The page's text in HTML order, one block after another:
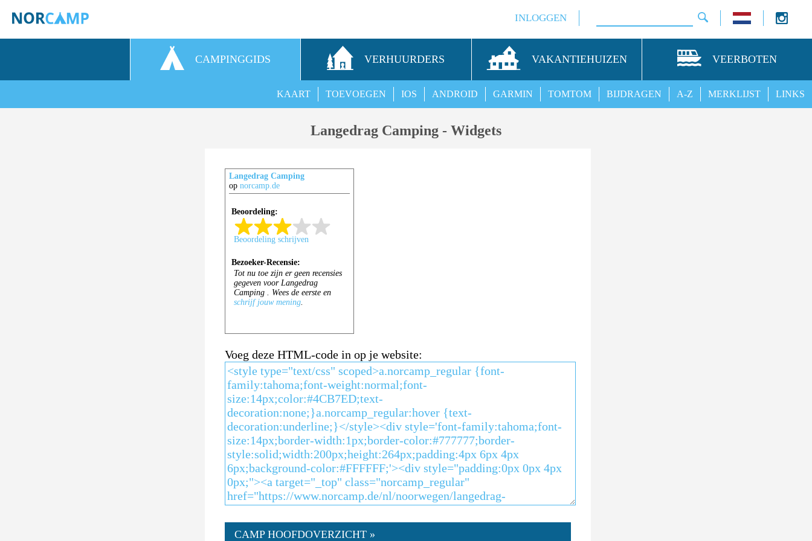
INLOGGEN
CAMPINGGIDS VERHUURDERS VAKANTIEHUIZEN VEERBOTEN
LINKS
MERKLIJST
A-Z
BIJDRAGEN
TOMTOM
GARMIN
ANDROID
IOS
TOEVOEGEN
KAART
Langedrag Camping - Widgets
Langedrag Camping
opnorcamp.de
Voeg deze HTML-code in op je website:
CAMP HOOFDOVERZICHT »